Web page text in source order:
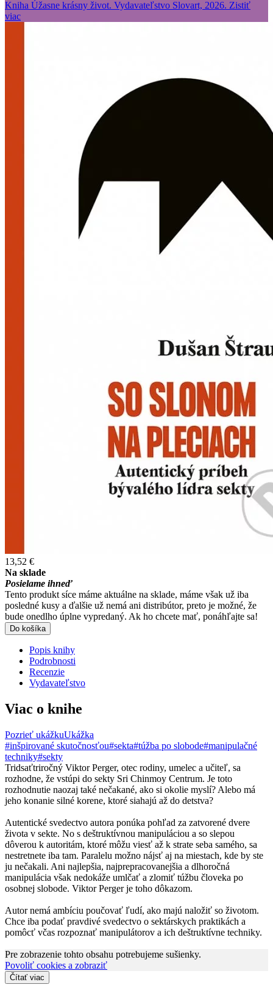
13,52 €
Na sklade
Posielame ihneď
Tento produkt síce máme aktuálne na sklade, máme však už iba
posledné kusy a ďalšie už nemá ani distribútor, preto je možné, že
bude onedlho úplne vypredaný. Ak ho chcete mať, ponáhľajte sa!
Do košíka
Popis knihy
Podrobnosti
Recenzie
Vydavateľstvo
Viac o knihe
Pozrieť ukážkuUkážka
#inšpirované skutočnosťou#sekta#túžba po slobode#manipulačné
techniky#sekty
Tridsaťtriročný Viktor Perger, otec rodiny, umelec a učiteľ, sa
rozhodne, že vstúpi do sekty Sri Chinmoy Centrum. Je toto
rozhodnutie naozaj také nečakané, ako si okolie myslí? Alebo má
jeho konanie silné korene, ktoré siahajú až do detstva?
Autentické svedectvo autora ponúka pohľad za zatvorené dvere
života v sekte. No s deštruktívnou manipuláciou a so slepou
dôverou k autoritám, ktoré môžu viesť až k strate seba samého, sa
nestretnete iba tam. Paralelu možno nájsť aj na miestach, kde by ste
ju nečakali. Ani najlepšia, najprepracovanejšia a dlhoročná
manipulácia však nedokáže umlčať a zlomiť túžbu človeka po
osobnej slobode. Viktor Perger je toho dôkazom.
Autor nemá ambíciu poučovať ľudí, ako majú naložiť so životom.
Chce iba podať pravdivé svedectvo o sektárskych praktikách a
pomôcť včas rozpoznať manipulátorov a ich deštruktívne techniky.
Pre zobrazenie tohto obsahu potrebujeme sušienky.
Povoliť cookies a zobraziť
Čítať viac